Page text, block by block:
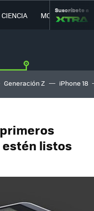
CIENCIA MOVILIDAD
Suscríbete a
Generación Z iPhone 18
listos